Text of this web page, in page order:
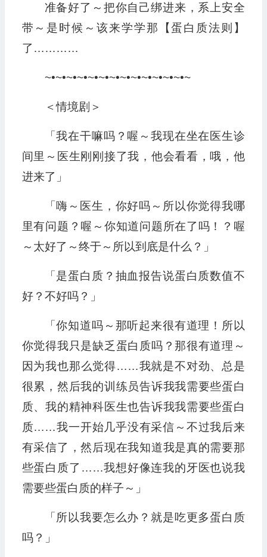
准备好了～把你自己绑进来，系上安全
带～是时候～该来学学那【蛋白质法则】
了…………
~•~•~•~•~•~•~•~•~•~•~•~•~•~
＜情境剧＞
「我在干嘛吗？喔～我现在坐在医生诊
间里～医生刚刚接了我，他会看看，哦，他
进来了」
「嗨～医生，你好吗～所以你觉得我哪
里有问题？喔～你知道问题所在了吗！？喔
～太好了～终于～所以到底是什么？」
「是蛋白质？抽血报告说蛋白质数值不
好？不好吗？」
「你知道吗～那听起来很有道理！所以
你觉得我只是缺乏蛋白质吗？那很有道理～
因为我也那么觉得……我就是不对劲、总是
很累，然后我的训练员告诉我我需要些蛋白
质、我的精神科医生也告诉我我需要些蛋白
质……我一开始几乎没有采信～不过我后来
有采信了，然后现在我知道我是真的需要那
些蛋白质了……我想好像连我的牙医也说我
需要些蛋白质的样子～」
「所以我要怎么办？就是吃更多蛋白质
吗？」